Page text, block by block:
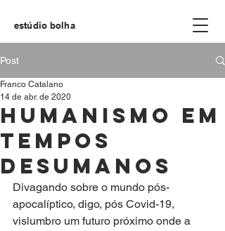
estúdio bolha
Post
Humanismo em
tempos
desumanos
Franco Catalano
14 de abr. de 2020
Divagando sobre o mundo pós-
apocalíptico, digo, pós Covid-19,
vislumbro um futuro próximo onde a